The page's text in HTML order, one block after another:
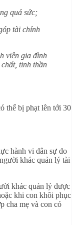
quá sức;
tài chính
viên gia đình
tinh thần
thể bị phạt lên tới 30
hành vi dân sự do
khác quản lý tài
khác quản lý được
khi con khôi phục
cha mẹ và con có